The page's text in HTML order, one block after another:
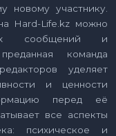
новому участнику.
Hard-Life.kz можно
сообщений и
команда
уделяет
и ценности
перед её
все аспекты
психическое и